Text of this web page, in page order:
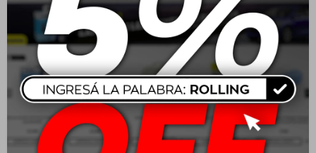
Material y detalles estéticos: Alfombra negra 450G de alta
calidad con bordes definidos y logo “SPARCO” en las
piezas delanteras.
Propiedades destacadas: Antideslizante, duradera, fácil
de limpiar y resistente al desgaste.
Beneficio principal: Protege el piso del auto mientras
aporta estilo deportivo al interior.
Compatibilidad o ajuste universal: Compatible con la
mayoría de los vehículos, con o sin acelerador de piso.